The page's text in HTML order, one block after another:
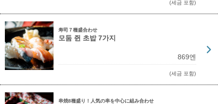
(세금 포함)
寿司７種盛合わせ
모둠 쥔 초밥 7가지
869엔
(세금 포함)
串焼8種盛り！人気の串を中心に組み合わせ